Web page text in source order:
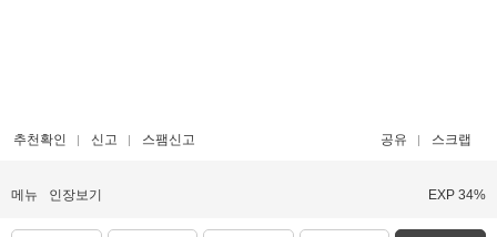
추천확인 신고 스팸신고 공유 스크랩
메뉴 인장보기 EXP 34%